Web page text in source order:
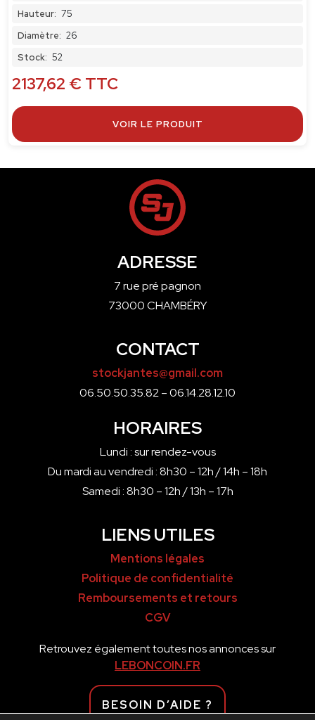
Hauteur: 75
Diamètre: 26
Stock: 52
2137,62 € TTC
VOIR LE PRODUIT
ADRESSE
7 rue pré pagnon
73000 CHAMBÉRY
CONTACT
stockjantes@gmail.com
06.50.50.35.82 – 06.14.28.12.10
HORAIRES
Lundi : sur rendez-vous
Du mardi au vendredi : 8h30 – 12h / 14h – 18h
Samedi : 8h30 – 12h / 13h – 17h
LIENS UTILES
Mentions légales
Politique de confidentialité
Remboursements et retours
CGV
Retrouvez également toutes nos annonces sur
LEBONCOIN.FR
BESOIN D’AIDE ?